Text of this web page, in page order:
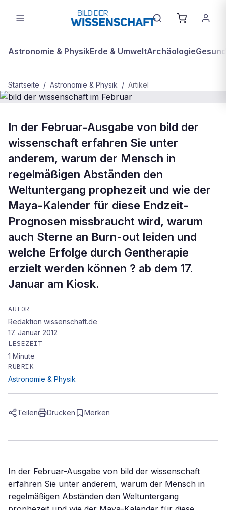
Astronomie & PhysikErde & UmweltArchäologie
Startseite / Astronomie & Physik / Artikel
bild der wissenschaft im Februar
In der Februar-Ausgabe von bild der
wissenschaft erfahren Sie unter
anderem, warum der Mensch in
regelmäßigen Abständen den
Weltuntergang prophezeit und wie der
Maya-Kalender für diese Endzeit-
Prognosen missbraucht wird, warum
auch Sterne an Burn-out leiden und
welche Erfolge durch Gentherapie
erzielt werden können ? ab dem 17.
Januar am Kiosk.
AUTOR
Redaktion wissenschaft.de
17. Januar 2012
LESEZEIT
1 Minute
RUBRIK
Astronomie & Physik
Teilen Drucken Merken
In der Februar-Ausgabe von bild der wissenschaft
erfahren Sie unter anderem, warum der Mensch in
regelmäßigen Abständen den Weltuntergang